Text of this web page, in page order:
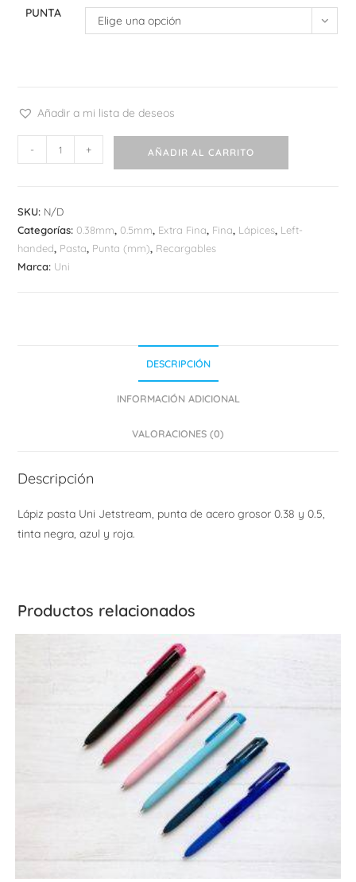
PUNTA
Elige una opción
Añadir a mi lista de deseos
Jetstream
- + AÑADIR AL CARRITO
SKU: N/D
Categorías: 0.38mm, 0.5mm, Extra Fina, Fina, Lápices, Left-
handed, Pasta, Punta (mm), Recargables
Marca: Uni
DESCRIPCIÓN
INFORMACIÓN ADICIONAL
VALORACIONES (0)
Descripción
Lápiz pasta Uni Jetstream, punta de acero grosor 0.38 y 0.5,
tinta negra, azul y roja.
Productos relacionados